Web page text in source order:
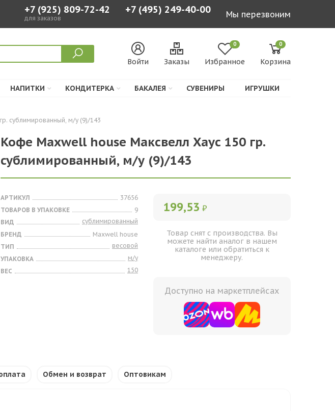
+7 (925) 809-72-42
для заказов
+7 (495) 249-40-00 Мы перезвоним
Войти Заказы
0
Избранное
0
Корзина
НАПИТКИ КОНДИТЕРКА БАКАЛЕЯ СУВЕНИРЫ ИГРУШКИ
сублимированный, м/у (9)/143
Кофе Maxwell house Максвелл Хаус 150 гр.
сублимированный, м/у (9)/143
АРТИКУЛ
37656
ТОВАРОВ В УПАКОВКЕ
9
ВИД
сублимированный
БРЕНД
Maxwell house
ТИП
весовой
УПАКОВКА
м/у
ВЕС
150
199,53 ₽
Товар снят с производства. Вы
можете найти аналог в нашем
каталоге или обратиться к
менеджеру.
Доступно на маркетплейсах
Обмен и возврат Оптовикам